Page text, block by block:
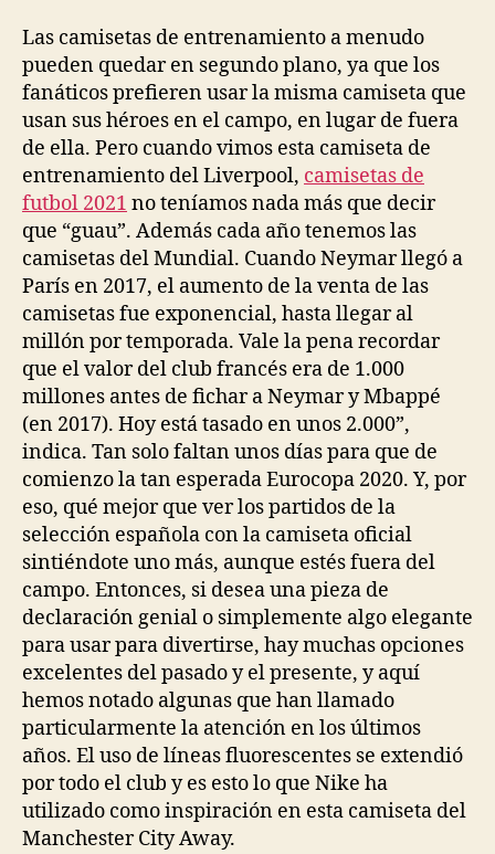
Las camisetas de entrenamiento a menudo
pueden quedar en segundo plano, ya que los
fanáticos prefieren usar la misma camiseta que
usan sus héroes en el campo, en lugar de fuera
de ella. Pero cuando vimos esta camiseta de
entrenamiento del Liverpool, camisetas de
futbol 2021 no teníamos nada más que decir
que “guau”. Además cada año tenemos las
camisetas del Mundial. Cuando Neymar llegó a
París en 2017, el aumento de la venta de las
camisetas fue exponencial, hasta llegar al
millón por temporada. Vale la pena recordar
que el valor del club francés era de 1.000
millones antes de fichar a Neymar y Mbappé
(en 2017). Hoy está tasado en unos 2.000”,
indica. Tan solo faltan unos días para que de
comienzo la tan esperada Eurocopa 2020. Y, por
eso, qué mejor que ver los partidos de la
selección española con la camiseta oficial
sintiéndote uno más, aunque estés fuera del
campo. Entonces, si desea una pieza de
declaración genial o simplemente algo elegante
para usar para divertirse, hay muchas opciones
excelentes del pasado y el presente, y aquí
hemos notado algunas que han llamado
particularmente la atención en los últimos
años. El uso de líneas fluorescentes se extendió
por todo el club y es esto lo que Nike ha
utilizado como inspiración en esta camiseta del
Manchester City Away.